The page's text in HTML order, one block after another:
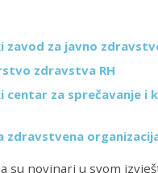
zavod za javno
zdravstva RH
centar za sprečavanje i
zdravstvena
su novinari u svom